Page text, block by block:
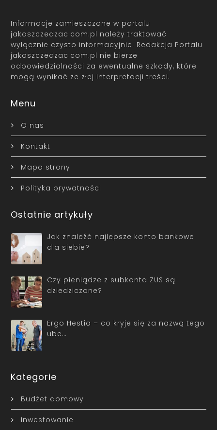
Informacje zamieszczone w portalu
jakoszczedzac.com.pl należy traktować
wyłącznie czysto informacyjnie. Redakcja Portalu
jakoszczedzac.com.pl nie bierze
odpowiedzialności za ewentualne szkody, które
mogą wynikać ze złej interpretacji treści.
Menu
O nas
Kontakt
Mapa strony
Polityka prywatności
Ostatnie artykuły
Jak znaleźć najlepsze konto bankowe
dla siebie?
Czy pieniądze z subkonta ZUS są
dziedziczone?
Ergo Hestia – co kryje się za nazwą tego
ube…
Kategorie
Budżet domowy
Inwestowanie